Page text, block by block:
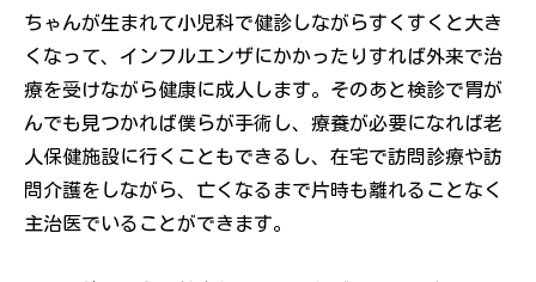
ちゃんが生まれて小児科で健診しながらすくすくと大き
くなって、インフルエンザにかかったりすれば外来で治
療を受けながら健康に成人します。そのあと検診で胃が
んでも見つかれば僕らが手術し、療養が必要になれば老
人保健施設に行くこともできるし、在宅で訪問診療や訪
問介護をしながら、亡くなるまで片時も離れることなく
主治医でいることができます。